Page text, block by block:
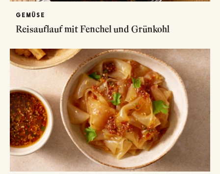
GEMÜSE
Reisauflauf mit Fenchel und Grünkohl